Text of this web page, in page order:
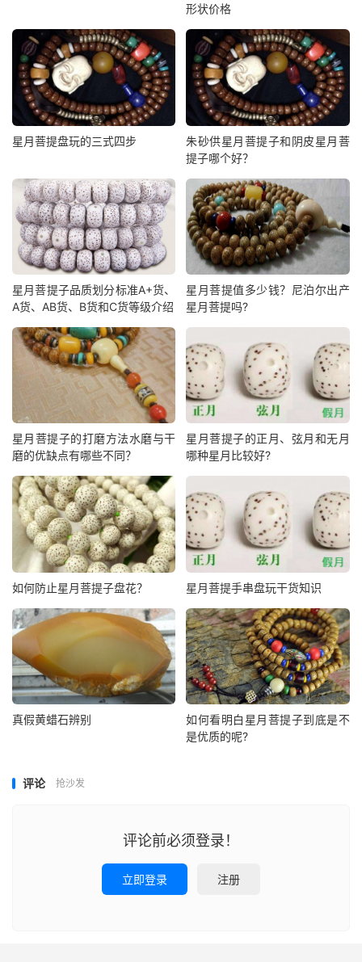
形状价格
星月菩提盘玩的三式四步
朱砂供星月菩提子和阴皮星月菩
提子哪个好？
星月菩提子品质划分标准A+货、
A货、AB货、B货和C货等级介绍
星月菩提值多少钱？尼泊尔出产
星月菩提吗?
星月菩提子的打磨方法水磨与干
磨的优缺点有哪些不同？
星月菩提子的正月、弦月和无月
哪种星月比较好?
如何防止星月菩提子盘花？ 星月菩提手串盘玩干货知识
真假黄蜡石辨别
如何看明白星月菩提子到底是不
是优质的呢?
评论 抢沙发
评论前必须登录！
立即登录 注册